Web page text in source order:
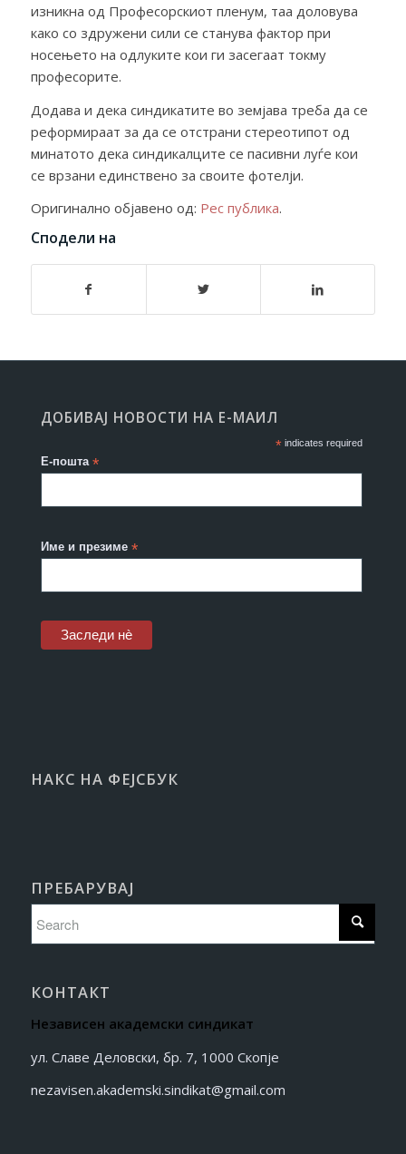
изникна од Професорскиот пленум, таа доловува
како со здружени сили се станува фактор при
носењето на одлуките кои ги засегаат токму
професорите.
Додава и дека синдикатите во земјава треба да се
реформираат за да се отстрани стереотипот од
минатото дека синдикалците се пасивни луѓе кои
се врзани единствено за своите фотелји.
Оригинално објавено од: Рес публика.
Сподели на
ДОБИВАЈ НОВОСТИ НА Е-МАИЛ
*indicates required
Е-пошта*
Име и презиме*
НАКС НА ФЕЈСБУК
ПРЕБАРУВАЈ
КОНТАКТ
Независен академски синдикат
ул. Славе Деловски, бр. 7, 1000 Скопје
nezavisen.akademski.sindikat@gmail.com